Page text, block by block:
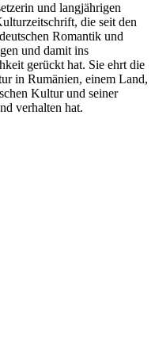
und langjährigen
die seit den
Romantik und
und damit ins
gerückt hat. Sie ehrt die
in Rumänien, einem Land,
Kultur und seiner
verhalten hat.